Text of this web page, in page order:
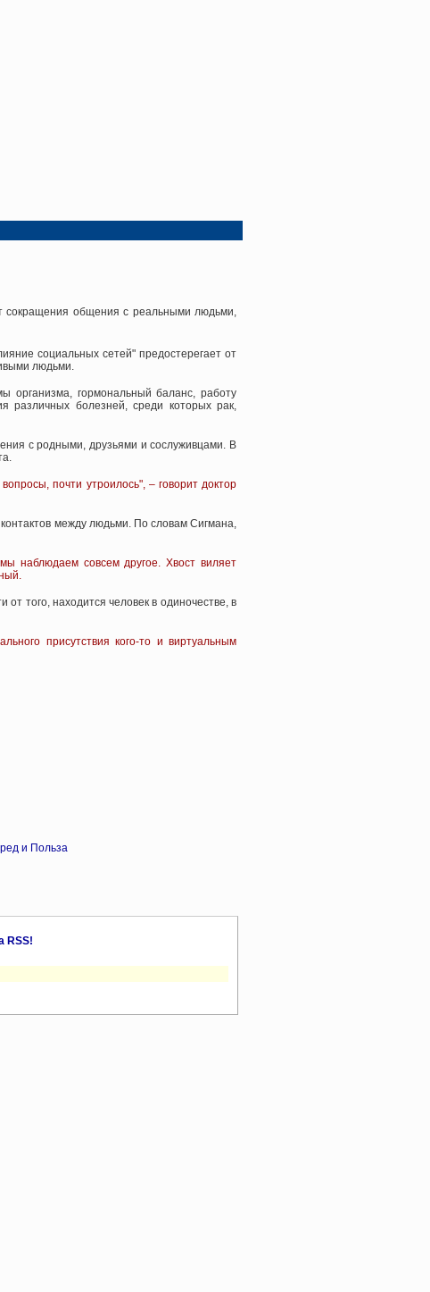
сокращения общения с реальными людьми,
социальных сетей" предостерегает от
людьми.
организма, гормональный баланс, работу
различных болезней, среди которых рак,
с родными, друзьями и сослуживцами. В
почти утроилось", – говорит доктор
между людьми. По словам Сигмана,
наблюдаем совсем другое. Хвост виляет
того, находится человек в одиночестве, в
присутствия кого-то и виртуальным
и Польза
RSS!